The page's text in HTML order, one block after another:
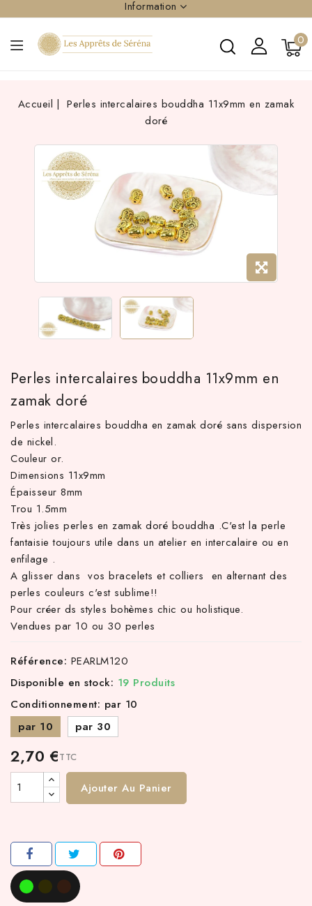
Information
0
d'achat hors frais de port en France métropolitaine ! À
Accueil
Perles intercalaires bouddha 11x9mm en zamak
doré
Perles intercalaires bouddha 11x9mm en
zamak doré
Perles intercalaires bouddha en zamak doré sans dispersion
de nickel.
Couleur or.
Dimensions 11x9mm
Épaisseur 8mm
Trou 1.5mm
Très jolies perles en zamak doré bouddha .C'est la perle
fantaisie toujours utile dans un atelier en intercalaire ou en
enfilage .
A glisser dans vos bracelets et colliers en alternant des
perles couleurs c'est sublime!!
Pour créer ds styles bohèmes chic ou holistique.
Vendues par 10 ou 30 perles
Référence: PEARLM120
Disponible en stock: 19 Produits
Conditionnement: par 10
par 10
par 30
2,70 €TTC
Ajouter Au Panier